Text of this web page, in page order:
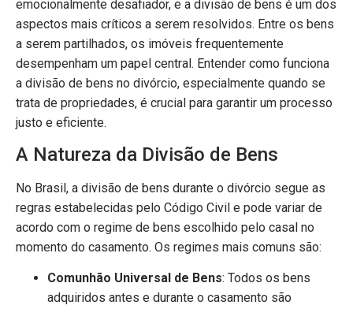
emocionalmente desafiador, e a divisão de bens é um dos
aspectos mais críticos a serem resolvidos. Entre os bens
a serem partilhados, os imóveis frequentemente
desempenham um papel central. Entender como funciona
a divisão de bens no divórcio, especialmente quando se
trata de propriedades, é crucial para garantir um processo
justo e eficiente.
A Natureza da Divisão de Bens
No Brasil, a divisão de bens durante o divórcio segue as
regras estabelecidas pelo Código Civil e pode variar de
acordo com o regime de bens escolhido pelo casal no
momento do casamento. Os regimes mais comuns são:
Comunhão Universal de Bens: Todos os bens
adquiridos antes e durante o casamento são